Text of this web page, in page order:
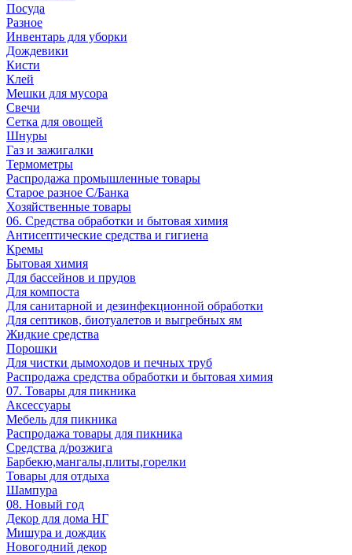
Посуда
Разное
Инвентарь для уборки
Дождевики
Кисти
Клей
Мешки для мусора
Свечи
Сетка для овощей
Шнуры
Газ и зажигалки
Термометры
Распродажа промышленные товары
Старое разное С/Банка
Хозяйственные товары
06. Средства обработки и бытовая химия
Антисептические средства и гигиена
Кремы
Бытовая химия
Для бассейнов и прудов
Для компоста
Для санитарной и дезинфекционной обработки
Для септиков, биотуалетов и выгребных ям
Жидкие средства
Порошки
Для чистки дымоходов и печных труб
Распродажа средства обработки и бытовая химия
07. Товары для пикника
Аксессуары
Мебель для пикника
Распродажа товары для пикника
Средства д/розжига
Барбекю,мангалы,плиты,горелки
Товары для отдыха
Шампура
08. Новый год
Декор для дома НГ
Мишура и дождик
Новогодний декор